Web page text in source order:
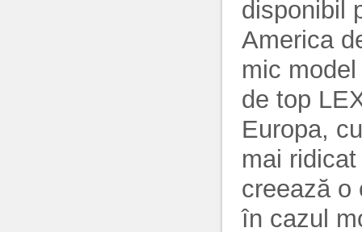
disponibil
America
mic
de top
Europa,
mai
creează o
în cazul